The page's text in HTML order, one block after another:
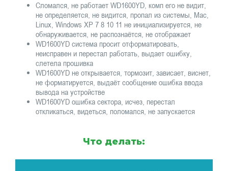
Сломался, не работает WD1600YD, комп его не видит,
не определяется, не видится, пропал из системы, Mac,
Linux, Windows XP 7 8 10 11 не инициализируется, не
обнаруживается, не распознаётся, не отображает
WD1600YD система просит отформатировать,
неисправен и перестал работать, выдает ошибку,
слетела прошивка
WD1600YD не открывается, тормозит, зависает, виснет,
не форматируется, выдаёт сообщение ошибка ввода
вывода на устройстве
WD1600YD ошибка сектора, исчез, перестал
откликаться, видеться, поломался, не запускается
Что делать: